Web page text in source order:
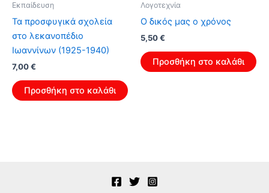
Εκπαίδευση
Τα προσφυγικά σχολεία
στο λεκανοπέδιο
Ιωαννίνων (1925-1940)
Original
was:
11,20 €.
7,00€
τιμή
είναι:
Προσθήκη στο καλάθι
Λογοτεχνία
Ο δικός μας ο χρόνος
Original
was:
8,80 €.
5,50€
τιμή
είναι:
Προσθήκη στο καλάθι